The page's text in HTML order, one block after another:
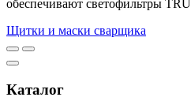
обеспечивают светофильтры
Щитки и маски сварщика
Каталог